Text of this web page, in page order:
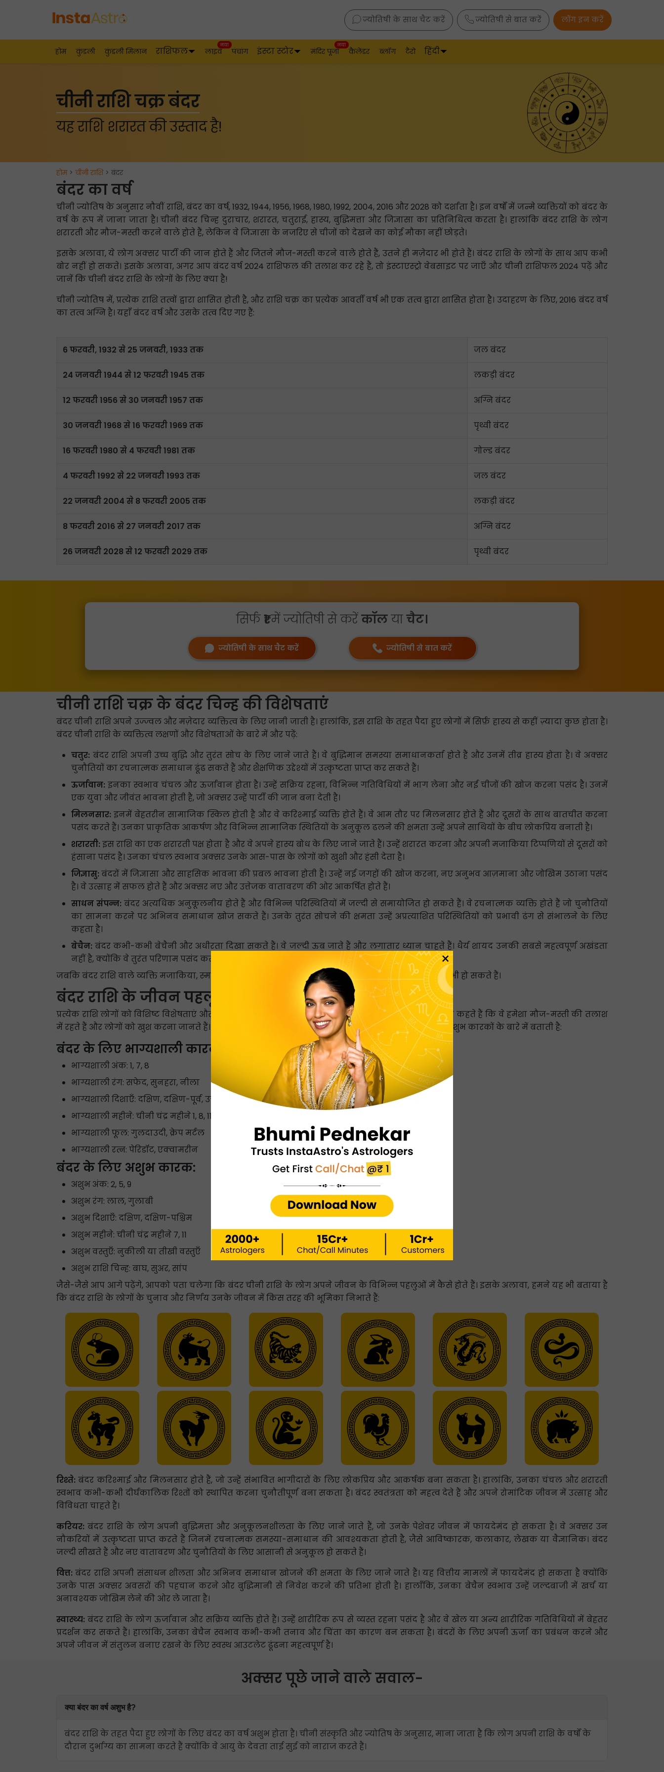
ज्योतिषी के साथ चैट करें ज्योतिषी से बात करें लॉग इन करें
होम कुंडली कुंडली मिलान राशिफल लाइव
नया
पंचांग इंस्टा स्टोर मंदिर पूजा
नया
कैलेंडर ब्लॉग टैरो हिंदी
चीनी राशि चक्र बंदर
यह राशि शरारत की उस्ताद है!
होम> चीनी राशि> बंदर
बंदर का वर्ष
चीनी ज्योतिष के अनुसार नौवीं राशि, बंदर का वर्ष, 1932, 1944, 1956, 1968, 1980, 1992, 2004, 2016 और 2028 को दर्शाता है। इन वर्षों में जन्मे व्यक्तियों को बंदर के
वर्ष के रूप में जाना जाता है। चीनी बंदर चिन्ह दुराचार, शरारत, चतुराई, हास्य, बुद्धिमत्ता और जिज्ञासा का प्रतिनिधित्व करता है। हालांकि बंदर राशि के लोग
शरारती और मौज-मस्ती करने वाले होते हैं, लेकिन वे जिज्ञासा के नजरिए से चीजों को देखने का कोई मौका नहीं छोड़ते।
इसके अलावा, ये लोग अक्सर पार्टी की जान होते हैं और जितने मौज-मस्ती करने वाले होते हैं, उतने ही मज़ेदार भी होते हैं। बंदर राशि के लोगों के साथ आप कभी
बोर नहीं हो सकते। इसके अलावा, अगर आप बंदर वर्ष 2024 राशिफल की तलाश कर रहे हैं, तो इंस्टाएस्ट्रो वेबसाइट पर जाएँ और चीनी राशिफल 2024 पढ़ें और
जानें कि चीनी बंदर राशि के लोगों के लिए क्या है!
चीनी ज्योतिष में, प्रत्येक राशि तत्वों द्वारा शासित होती है, और राशि चक्र का प्रत्येक आवर्ती वर्ष भी एक तत्व द्वारा शासित होता है। उदाहरण के लिए, 2016 बंदर वर्ष
का तत्व अग्नि है। यहाँ बंदर वर्ष और उसके तत्व दिए गए हैं:
6 फरवरी, 1932 से 25 जनवरी, 1933 तक जल बंदर
24 जनवरी 1944 से 12 फरवरी 1945 तक लकड़ी बंदर
12 फरवरी 1956 से 30 जनवरी 1957 तक अग्नि बंदर
30 जनवरी 1968 से 16 फरवरी 1969 तक पृथ्वी बंदर
16 फरवरी 1980 से 4 फरवरी 1981 तक गोल्ड बंदर
4 फरवरी 1992 से 22 जनवरी 1993 तक जल बंदर
22 जनवरी 2004 से 8 फरवरी 2005 तक लकड़ी बंदर
8 फरवरी 2016 से 27 जनवरी 2017 तक अग्नि बंदर
26 जनवरी 2028 से 12 फरवरी 2029 तक पृथ्वी बंदर
सिर्फ₹1में ज्योतिषी से करेंकॉलयाचैट।
ज्योतिषी के साथ चैट करें ज्योतिषी से बात करें
चीनी राशि चक्र के बंदर चिन्ह की विशेषताएं
बंदर चीनी राशि अपने उज्ज्वल और मज़ेदार व्यक्तित्व के लिए जानी जाती है। हालांकि, इस राशि के तहत पैदा हुए लोगों में सिर्फ़ हास्य से कहीं ज़्यादा कुछ होता है।
बंदर चीनी राशि के व्यक्तित्व लक्षणों और विशेषताओं के बारे में और पढ़ें:
चतुर: बंदर राशि अपनी उच्च बुद्धि और तुरंत सोच के लिए जाने जाते हैं। वे बुद्धिमान समस्या समाधानकर्ता होते हैं और उनमें तीव्र हास्य होता है। वे अक्सर
चुनौतियों का रचनात्मक समाधान ढूंढ सकते हैं और शैक्षणिक उद्देश्यों में उत्कृष्टता प्राप्त कर सकते हैं।
ऊर्जावान: इनका स्वभाव चंचल और ऊर्जावान होता है। उन्हें सक्रिय रहना, विभिन्न गतिविधियों में भाग लेना और नई चीजों की खोज करना पसंद है। उनमें
एक युवा और जीवंत भावना होती है, जो अक्सर उन्हें पार्टी की जान बना देती है।
मिलनसार: इनमें बेहतरीन सामाजिक स्किल होती है और वे करिश्माई व्यक्ति होते हैं। वे आम तौर पर मिलनसार होते हैं और दूसरों के साथ बातचीत करना
पसंद करते हैं। उनका प्राकृतिक आकर्षण और विभिन्न सामाजिक स्थितियों के अनुकूल ढलने की क्षमता उन्हें अपने साथियों के बीच लोकप्रिय बनाती है।
शरारती: इस राशि का एक शरारती पक्ष होता है और वे अपने हास्य बोध के लिए जाने जाते हैं। उन्हें शरारत करना और अपनी मजाकिया टिप्पणियों से दूसरों को
हंसाना पसंद है। उनका चंचल स्वभाव अक्सर उनके आस-पास के लोगों को खुशी और हंसी देता है।
जिज्ञासु: बंदरों में जिज्ञासा और साहसिक भावना की प्रबल भावना होती है। उन्हें नई जगहों की खोज करना, नए अनुभव आज़माना और जोखिम उठाना पसंद
है। वे उत्साह में सफल होते हैं और अक्सर नए और उत्तेजक वातावरण की ओर आकर्षित होते हैं।
साधन संपन्न: बंदर अत्यधिक अनुकूलनीय होते हैं और विभिन्न परिस्थितियों में जल्दी से समायोजित हो सकते हैं। वे रचनात्मक व्यक्ति होते हैं जो चुनौतियों
का सामना करने पर अभिनव समाधान खोज सकते हैं। उनके तुरंत सोचने की क्षमता उन्हें अप्रत्याशित परिस्थितियों को प्रभावी ढंग से संभालने के लिए
कहता है।
बेचैन: बंदर कभी-कभी बेचैनी और अधीरता दिखा सकते हैं। वे जल्दी ऊब जाते हैं और लगातार ध्यान चाहते हैं। धैर्य शायद उनकी सबसे महत्वपूर्ण अखंडता
नहीं है, क्योंकि वे तुरंत परिणाम पसंद करते हैं और जब चीजें जल्दी से आगे नहीं बढ़ती हैं तो वे निराश हो सकते हैं।
जबकि बंदर राशि वाले व्यक्ति मजाकिया, स्मार्ट, शरारती और निडर होते हैं, वे जिद्दी, अभिमानी, चिड़चिड़े और गुस्सैल भी हो सकते हैं।
बंदर राशि के जीवन पहलू
प्रत्येक राशि लोगों को विशिष्ट विशेषताएं और तत्व प्रदान करती है। उदाहरण के लिए, बंदर चीनी राशि व्यक्तित्व गुण कहते हैं कि वे हमेशा मौज-मस्ती की तलाश
में रहते हैं और लोगों को खुश करना जानते हैं। अब, निम्नलिखित सूची चीनी बंदर राशि के संदर्भ में भाग्यशाली और अशुभ कारकों के बारे में बताती है:
बंदर के लिए भाग्यशाली कारक:
भाग्यशाली अंक: 1, 7, 8
भाग्यशाली रंग: सफेद, सुनहरा, नीला
भाग्यशाली दिशाएँ: दक्षिण, दक्षिण-पूर्व, उत्तर-पश्चिम
भाग्यशाली महीने: चीनी चंद्र महीने 1, 8, 11
भाग्यशाली फूल: गुलदाउदी, क्रेप मर्टल
भाग्यशाली रत्न: पेरिडॉट, एक्वामरीन
बंदर के लिए अशुभ कारक:
अशुभ अंक: 2, 5, 9
अशुभ रंग: लाल, गुलाबी
अशुभ दिशाएँ: दक्षिण, दक्षिण-पश्चिम
अशुभ महीने: चीनी चंद्र महीने 7, 11
अशुभ वस्तुएँ: नुकीली या तीखी वस्तुएँ
अशुभ राशि चिन्ह: बाघ, सुअर, सांप
जैसे-जैसे आप आगे पढ़ेंगे, आपको पता चलेगा कि बंदर चीनी राशि के लोग अपने जीवन के विभिन्न पहलुओं में कैसे होते हैं। इसके अलावा, हमने यह भी बताया है
कि बंदर राशि के लोगों के चुनाव और निर्णय उनके जीवन में किस तरह की भूमिका निभाते हैं:
रिश्ते: बंदर करिश्माई और मिलनसार होते हैं, जो उन्हें संभावित भागीदारों के लिए लोकप्रिय और आकर्षक बना सकता है। हालांकि, उनका चंचल और शरारती
स्वभाव कभी-कभी दीर्घकालिक रिश्तों को स्थापित करना चुनौतीपूर्ण बना सकता है। बंदर स्वतंत्रता को महत्व देते हैं और अपने रोमांटिक जीवन में उत्साह और
विविधता चाहते हैं।
करियर: बंदर राशि के लोग अपनी बुद्धिमत्ता और अनुकूलनशीलता के लिए जाने जाते हैं, जो उनके पेशेवर जीवन में फायदेमंद हो सकता है। वे अक्सर उन
नौकरियों में उत्कृष्टता प्राप्त करते हैं जिनमें रचनात्मक समस्या-समाधान की आवश्यकता होती है, जैसे आविष्कारक, कलाकार, लेखक या वैज्ञानिक। बंदर
जल्दी सीखते हैं और नए वातावरण और चुनौतियों के लिए आसानी से अनुकूल हो सकते हैं।
वित्त: बंदर राशि अपनी संसाधन शीलता और अभिनव समाधान खोजने की क्षमता के लिए जाने जाते हैं। यह वित्तीय मामलों में फायदेमंद हो सकता है क्योंकि
उनके पास अक्सर अवसरों की पहचान करने और बुद्धिमानी से निवेश करने की प्रतिभा होती है। हालाँकि, उनका बेचैन स्वभाव उन्हें जल्दबाजी में खर्च या
अनावश्यक जोखिम लेने की ओर ले जाता है।
स्वास्थ्य: बंदर राशि के लोग ऊर्जावान और सक्रिय व्यक्ति होते हैं। उन्हें शारीरिक रूप से व्यस्त रहना पसंद है और वे खेल या अन्य शारीरिक गतिविधियों में बेहतर
प्रदर्शन कर सकते हैं। हालांकि, उनका बेचैन स्वभाव कभी-कभी तनाव और चिंता का कारण बन सकता है। बंदरों के लिए अपनी ऊर्जा का प्रबंधन करने और
अपने जीवन में संतुलन बनाए रखने के लिए स्वस्थ आउटलेट ढूंढना महत्वपूर्ण है।
अक्सर पूछे जाने वाले सवाल-
क्या बंदर का वर्ष अशुभ है?
बंदर राशि के तहत पैदा हुए लोगों के लिए बंदर का वर्ष अशुभ होता है। चीनी संस्कृति और ज्योतिष के अनुसार, माना जाता है कि लोग अपनी राशि के वर्षों के
दौरान दुर्भाग्य का सामना करते हैं क्योंकि वे आयु के देवता ताई सुई को नाराज करते हैं।
×